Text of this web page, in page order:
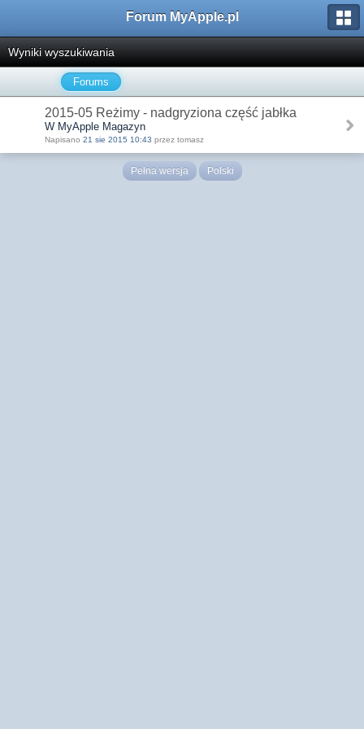
Forum MyApple.pl
Wyniki wyszukiwania
Forums
2015-05 Reżimy - nadgryziona część jabłka
W MyApple Magazyn
Napisano 21 sie 2015 10:43 przez tomasz
Pełna wersja Polski